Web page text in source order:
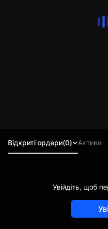
Відкриті ордери(0) Активи
Увійдіть, щоб